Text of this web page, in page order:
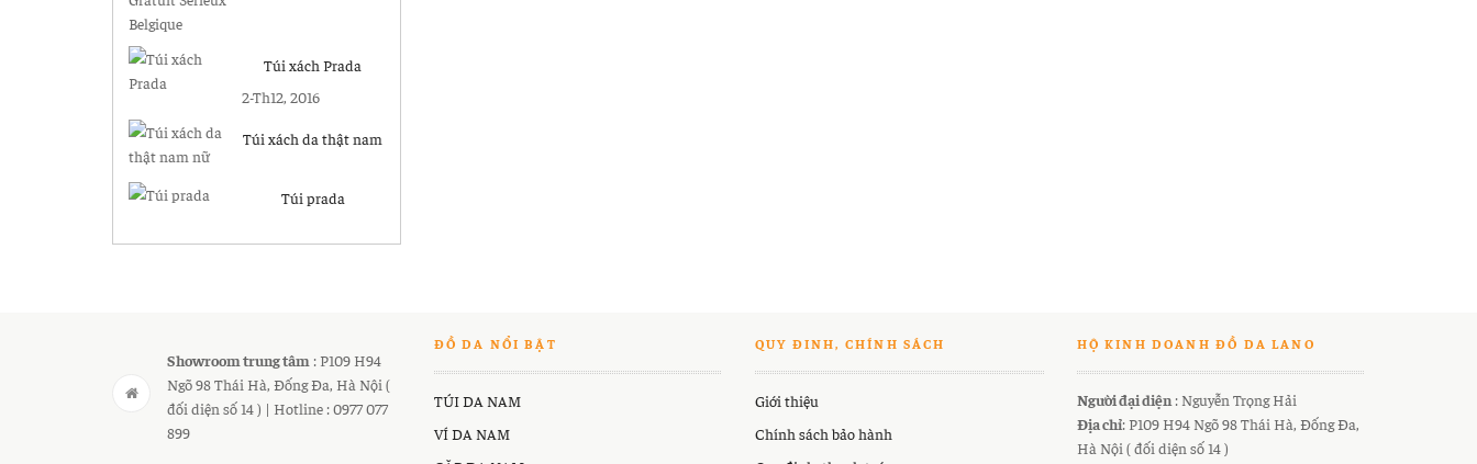
Túi xách Prada
2-Th12, 2016
Túi xách da thật nam
Túi prada
Showroom trung tâm : P109 H94
Ngõ 98 Thái Hà, Đống Đa, Hà Nội (
đối diện số 14 ) | Hotline : 0977 077
899
ĐỒ DA NỔI BẬT
TÚI DA NAM
VÍ DA NAM
QUY ĐINH, CHÍNH SÁCH
Giới thiệu
Chính sách bảo hành
HỘ KINH DOANH ĐỒ DA LANO
Người đại diện: Nguyễn Trọng Hải
Địa chỉ: P109 H94 Ngõ 98 Thái Hà, Đống Đa,
Hà Nội ( đối diện số 14 )